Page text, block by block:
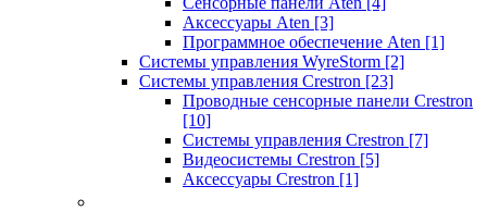
Аксессуары Aten [3]
Программное обеспечение Aten [1]
Системы управления WyreStorm [2]
Системы управления Crestron [23]
Проводные сенсорные панели Crestron
[10]
Системы управления Crestron [7]
Видеосистемы Crestron [5]
Аксессуары Crestron [1]